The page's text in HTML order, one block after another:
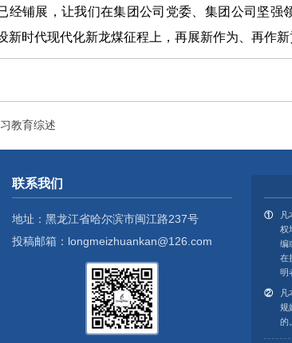
铺展，让我们在集团公司党委、集团公司坚强
时代现代化新龙煤征程上，再展新作为、再作新
教育综述
联系我们
地址：黑龙江省哈尔滨市闽江路237号
投稿邮箱：longmeizhuankan@126.com
凡
权
编
在
明
凡
规
的。